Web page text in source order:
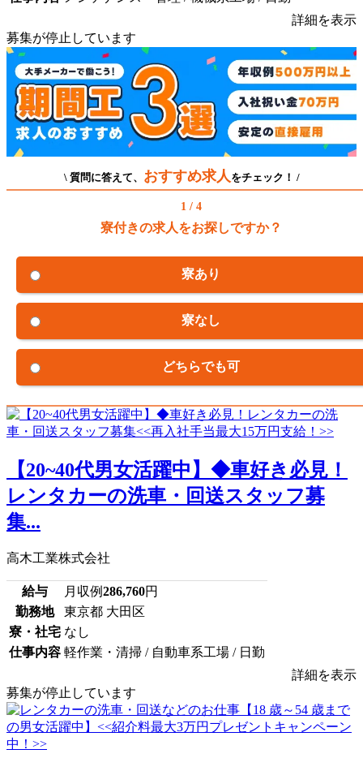
詳細を表示
募集が停止しています
\ 質問に答えて、 おすすめ求人 をチェック！ /
1 / 4
寮付きの求人をお探しですか？
寮あり
寮なし
どちらでも可
【20~40代男女活躍中】◆車好き必見！
レンタカーの洗車・回送スタッフ募
集...
高木工業株式会社
給与 月収例286,760円
勤務地
東京都 大田区
寮・社宅 なし
仕事内容 軽作業・清掃 / 自動車系工場 / 日勤
詳細を表示
募集が停止しています